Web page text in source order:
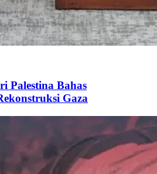
Palestina Bahas
Gaza